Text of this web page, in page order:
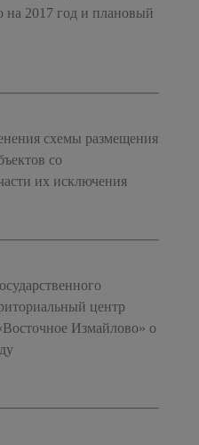
на 2017 год и плановый
схемы размещения
со
их исключения
центр
Измайлово» о